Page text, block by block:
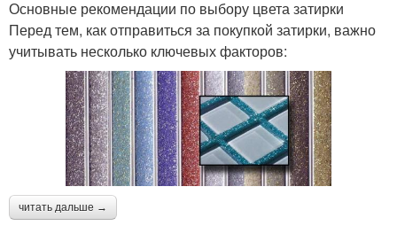
Основные рекомендации по выбору цвета затирки
Перед тем, как отправиться за покупкой затирки, важно
учитывать несколько ключевых факторов:
читать дальше →